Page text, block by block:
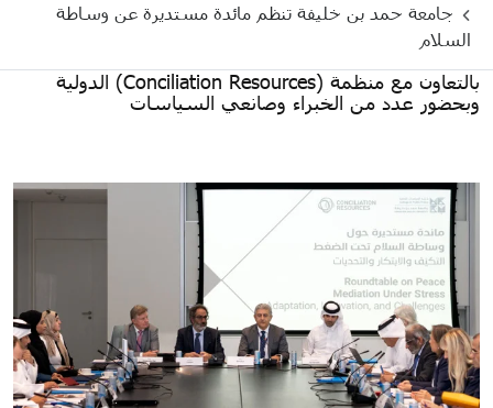
جامعة حمد بن خليفة تنظم مائدة مستديرة عن وساطة
السلام
بالتعاون مع منظمة (Conciliation Resources) الدولية
وبحضور عدد من الخبراء وصانعي السياسات